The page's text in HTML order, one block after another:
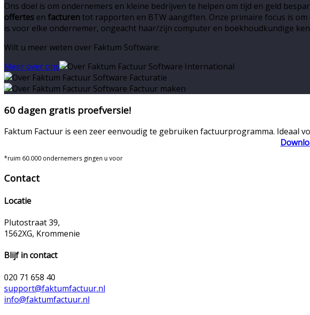
Ons doel is om ondernemers en kleine bedrijven te helpen om tijd en geld
offertes en facturen tot rapporten en BTW aangiften. Onze primaire focus is om
is voor elke ondernemer, ongeacht haar/zijn computer en boekhoudkundige
Wilt u meer weten over Faktum Software:
Meer over ons
60 dagen gratis proefversie!
Faktum Factuur is een zeer eenvoudig te gebruiken factuurprogramma. Ideaal
*ruim 60.000 ondernemers gingen u voor
Contact
Locatie
Plutostraat 39,
1562XG, Krommenie
Blijf in contact
020 71 658 40
support@faktumfactuur.nl
info@faktumfactuur.nl